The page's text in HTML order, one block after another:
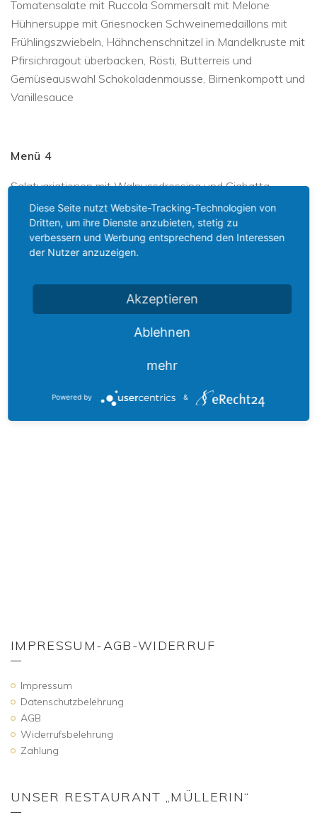
Tomatensalate mit Ruccola Sommersalt mit Melone
Hühnersuppe mit Griesnocken Schweinemedaillons mit
Frühlingszwiebeln, Hähnchenschnitzel in Mandelkruste mit
Pfirsichragout überbacken, Rösti, Butterreis und
Gemüseauswahl Schokoladenmousse, Birnenkompott und
Vanillesauce
Menü 4
Salatvariationen mit Walnussdressing und Ciabatta
Broccolicremesuppe mit Garnelen Kalbsmedaillons in
Salbensauce, Schweinefiletstreifen in Pilzrahm,
Herzoginkartoffeln, Schupfnudeln, Bohnenbündchen und
Schwarzwurzeln Mascarponecreme mit Amarenakirschen
IMPRESSUM-AGB-WIDERRUF
Impressum
Datenschutzbelehrung
AGB
Widerrufsbelehrung
Zahlung
UNSER RESTAURANT „MÜLLERIN“
Diese Seite nutzt Website-Tracking-Technologien von
Dritten, um ihre Dienste anzubieten, stetig zu
verbessern und Werbung entsprechend den Interessen
der Nutzer anzuzeigen.
Akzeptieren
Ablehnen
mehr
Powered by &